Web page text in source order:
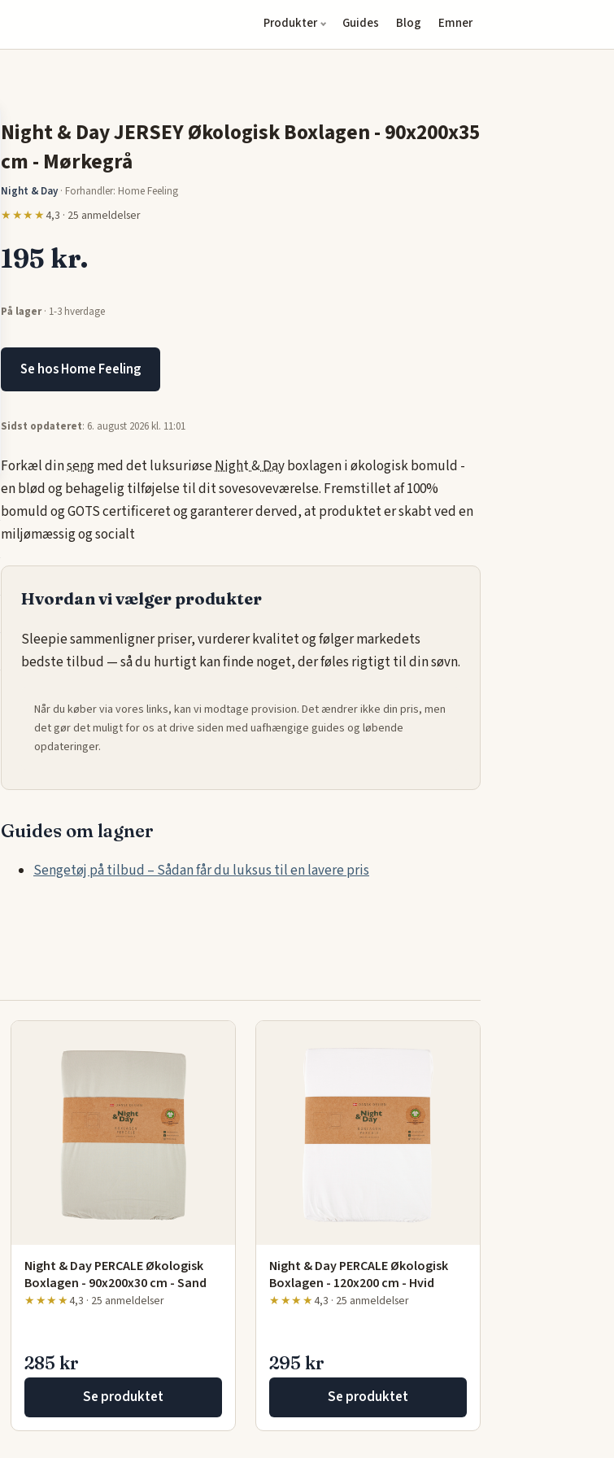
Produkter Guides Blog Emner
Night & Day JERSEY Økologisk Boxlagen - 90x200x35
cm - Mørkegrå
Night & Day· Forhandler: Home Feeling
★★★★4,3 · 25 anmeldelser
195 kr.
På lager· 1-3 hverdage
Se hos Home Feeling
Sidst opdateret: 6. august 2026 kl. 11:01
Forkæl dinsengmed det luksuriøseNight & Dayboxlagen i økologisk bomuld -
en blød og behagelig tilføjelse til dit sovesoveværelse. Fremstillet af 100%
bomuld og GOTS certificeret og garanterer derved, at produktet er skabt ved en
miljømæssig og socialt
Hvordan vi vælger produkter
Sleepie sammenligner priser, vurderer kvalitet og følger markedets
bedste tilbud — så du hurtigt kan finde noget, der føles rigtigt til din søvn.
Når du køber via vores links, kan vi modtage provision. Det ændrer ikke din pris, men
det gør det muligt for os at drive siden med uafhængige guides og løbende
opdateringer.
Guides om lagner
Sengetøj på tilbud – Sådan får du luksus til en lavere pris
Night & Day PERCALE Økologisk
Boxlagen - 90x200x30 cm - Sand
★★★★4,3 · 25 anmeldelser
285 kr
Se produktet
Night & Day PERCALE Økologisk
Boxlagen - 120x200 cm - Hvid
★★★★4,3 · 25 anmeldelser
295 kr
Se produktet